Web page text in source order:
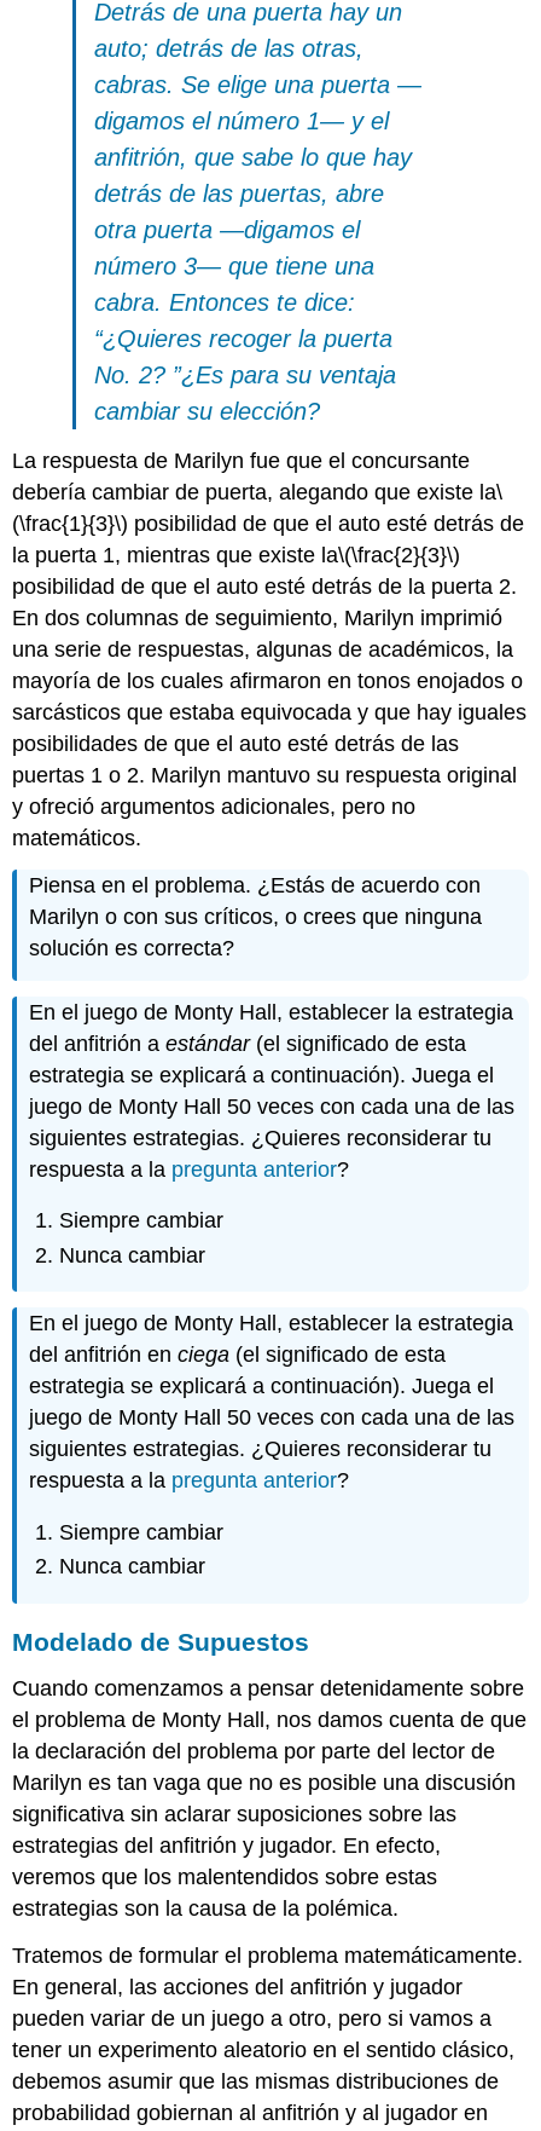
Detrás de una puerta hay un
auto; detrás de las otras,
cabras. Se elige una puerta —
digamos el número 1— y el
anfitrión, que sabe lo que hay
detrás de las puertas, abre
otra puerta —digamos el
número 3— que tiene una
cabra. Entonces te dice:
¿Quieres recoger la puerta
No. 2?
¿Es para su ventaja
cambiar su elección?
La respuesta de Marilyn fue que el concursante
debería cambiar de puerta, alegando que existe la\
(\frac{1}{3}\) posibilidad de que el auto esté detrás de
la puerta 1, mientras que existe la\(\frac{2}{3}\)
posibilidad de que el auto esté detrás de la puerta 2.
En dos columnas de seguimiento, Marilyn imprimió
una serie de respuestas, algunas de académicos, la
mayoría de los cuales afirmaron en tonos enojados o
sarcásticos que estaba equivocada y que hay iguales
posibilidades de que el auto esté detrás de las
puertas 1 o 2. Marilyn mantuvo su respuesta original
y ofreció argumentos adicionales, pero no
matemáticos.
Piensa en el problema. ¿Estás de acuerdo con
Marilyn o con sus críticos, o crees que ninguna
solución es correcta?
En el juego de Monty Hall, establecer la estrategia
del anfitrión aestándar(el significado de esta
estrategia se explicará a continuación). Juega el
juego de Monty Hall 50 veces con cada una de las
siguientes estrategias. ¿Quieres reconsiderar tu
respuesta a la pregunta anterior?
Siempre cambiar
Nunca cambiar
En el juego de Monty Hall, establecer la estrategia
del anfitrión enciega (el significado de esta
estrategia se explicará a continuación). Juega el
juego de Monty Hall 50 veces con cada una de las
siguientes estrategias. ¿Quieres reconsiderar tu
respuesta a la pregunta anterior?
Siempre cambiar
Nunca cambiar
Modelado de Supuestos
Cuando comenzamos a pensar detenidamente sobre
el problema de Monty Hall, nos damos cuenta de que
la declaración del problema por parte del lector de
Marilyn es tan vaga que no es posible una discusión
significativa sin aclarar suposiciones sobre las
estrategias del anfitrión y jugador. En efecto,
veremos que los malentendidos sobre estas
estrategias son la causa de la polémica.
Tratemos de formular el problema matemáticamente.
En general, las acciones del anfitrión y jugador
pueden variar de un juego a otro, pero si vamos a
tener un experimento aleatorio en el sentido clásico,
debemos asumir que las mismas distribuciones de
probabilidad gobiernan al anfitrión y al jugador en